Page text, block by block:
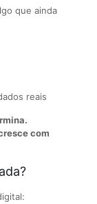
que ainda
reais
com